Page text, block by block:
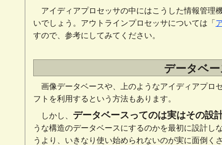
アイディアプロセッサの中にはこうした情報管理
いでしょう。アウトラインプロセッサについては「
すので、参考にしてみてください。
データベ
画像データベースや、上のようなアイディアプロ
フトを利用するという方法もあります。
しかし、 データベースってのは実はその設
うな構造のデータベースにするのかを最初に設計
うより、いきなり使い始められないのが実に面倒く